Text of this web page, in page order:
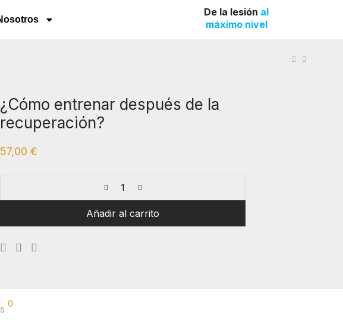
De la lesión al
máximo nivel
¿Cómo entrenar después de la
recuperación?
57,00 €
Añadir al carrito
0